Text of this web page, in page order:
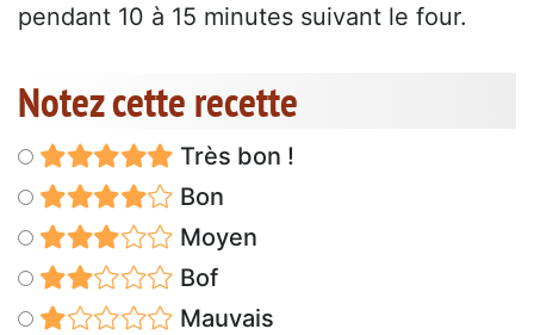
pendant 10 à 15 minutes suivant le four.
Notez cette recette
Très bon !
Bon
Moyen
Bof
Mauvais